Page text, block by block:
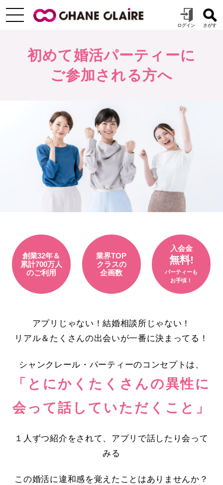
初めて婚活パーティーに
ご参加される方へ
創業32年＆
累計700万人
のご利用
業界TOP
クラスの
企画数
入会金
無料!
パーティーも
お手頃！
アプリじゃない！結婚相談所じゃない！
リアル＆たくさんの出会いが一番に決まってる！
シャンクレール・パーティーのコンセプトは、
「とにかくたくさんの異性に
会って話していただくこと」
１人ずつ紹介をされて、アプリで話したり会って
みる
この婚活に違和感を覚えたことはありませんか？